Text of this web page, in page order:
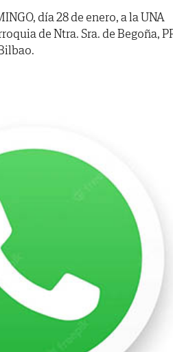
día 28 de enero, a la UNA
de Ntra. Sra. de Begoña,